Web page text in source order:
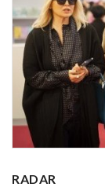
RADAR